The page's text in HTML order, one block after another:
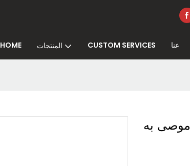
HOME المنتجات CUSTOM SERVICES عنا
موصى به